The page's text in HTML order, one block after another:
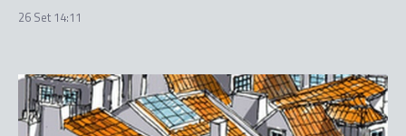
26 Set 14:11